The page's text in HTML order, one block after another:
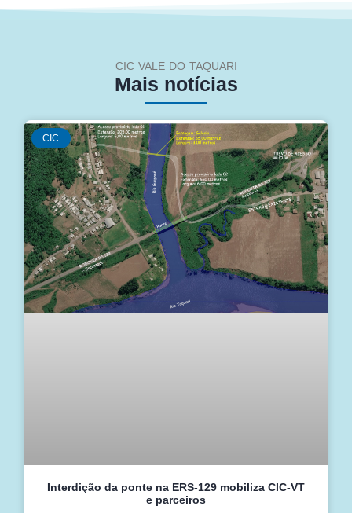
CIC VALE DO TAQUARI
Mais notícias
CIC
Interdição da ponte na ERS-129 mobiliza CIC-VT
e parceiros